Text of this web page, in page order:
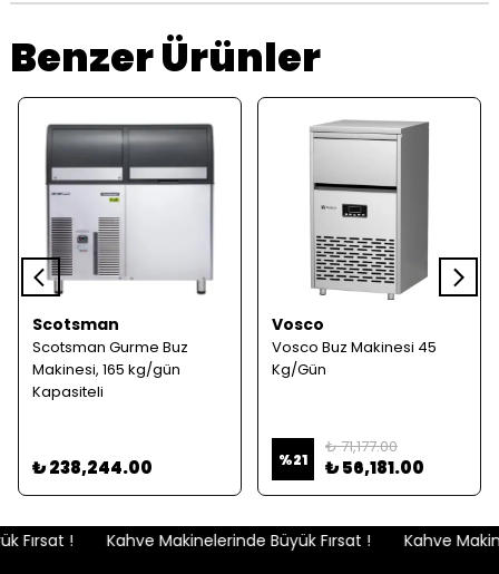
Benzer Ürünler
Scotsman
Scotsman Gurme Buz
Makinesi, 165 kg/gün
Kapasiteli
₺ 238,244.00
Vosco
Vosco Buz Makinesi 45
Kg/Gün
%21
₺ 71,177.00
₺ 56,181.00
Fırsat ! Kahve Makinelerinde Büyük Fırsat ! Kahve